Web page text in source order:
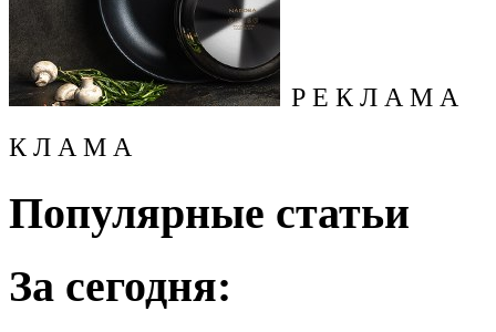
Р Е К Л А М А
К Л А М А
Популярные статьи
За сегодня: